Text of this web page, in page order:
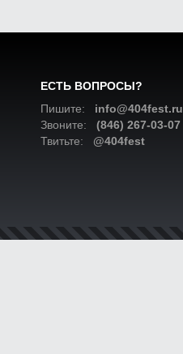
ЕСТЬ ВОПРОСЫ?
Пишите: info@404fest.ru
Звоните: (846) 267-03-07
Твитьте: @404fest